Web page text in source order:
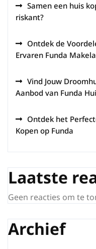
Samen een huis
riskant?
Ontdek de
Ervaren Funda
Vind Jouw
Aanbod van Funda
Ontdek het
Kopen op Funda
Laatste
Geen reacties om te
Archief